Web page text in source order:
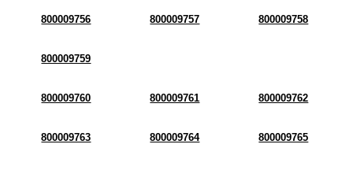
800009756 800009757 800009758
800009759
800009760 800009761 800009762
800009763 800009764 800009765